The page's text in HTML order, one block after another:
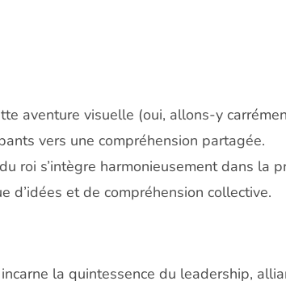
aventure visuelle (oui, allons-y
vers une compréhension partagée.
roi s’intègre harmonieusement dans la
d’idées et de compréhension collective.
la quintessence du leadership,